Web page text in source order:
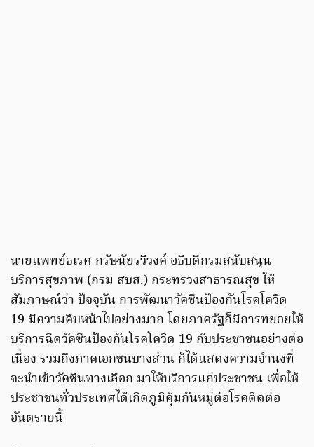
นายแพทย์ธเรศ กรัษนัยรวิวงค์ อธิบดีกรมสนับสนุน
บริการสุขภาพ (กรม สบส.) กระทรวงสาธารณสุข ให้
สัมภาษณ์ว่า ปัจจุบัน การพัฒนาวัคซีนป้องกันโรคโควิด
19 มีความคืบหน้าไปอย่างมาก โดยภาครัฐก็มีการทยอยให้
บริการฉีดวัคซีนป้องกันโรคโควิด 19 กับประชาชนอย่างต่อ
เนื่อง รวมถึงภาคเอกชนบางส่วน ก็ได้แสดงความจำนงที่
จะนำเข้าวัคซีนทางเลือก มาให้บริการแก่ประชาชน เพื่อให้
ประชาชนทั่วประเทศได้เกิดภูมิคุ้มกันหมู่ต่อโรคติดต่อ
อันตรายนี้